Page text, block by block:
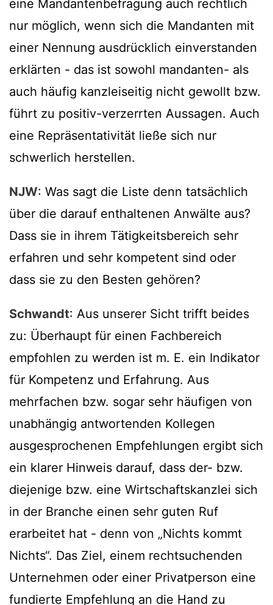
eine Mandantenbefragung auch rechtlich
nur möglich, wenn sich die Mandanten mit
einer Nennung ausdrücklich einverstanden
erklärten - das ist sowohl mandanten- als
auch häufig kanzleiseitig nicht gewollt bzw.
führt zu positiv-verzerrten Aussagen. Auch
eine Repräsentativität ließe sich nur
schwerlich herstellen.
NJW: Was sagt die Liste denn tatsächlich
über die darauf enthaltenen Anwälte aus?
Dass sie in ihrem Tätigkeitsbereich sehr
erfahren und sehr kompetent sind oder
dass sie zu den Besten gehören?
Schwandt: Aus unserer Sicht trifft beides
zu: Überhaupt für einen Fachbereich
empfohlen zu werden ist m. E. ein Indikator
für Kompetenz und Erfahrung. Aus
mehrfachen bzw. sogar sehr häufigen von
unabhängig antwortenden Kollegen
ausgesprochenen Empfehlungen ergibt sich
ein klarer Hinweis darauf, dass der- bzw.
diejenige bzw. eine Wirtschaftskanzlei sich
in der Branche einen sehr guten Ruf
erarbeitet hat - denn von „Nichts kommt
Nichts“. Das Ziel, einem rechtsuchenden
Unternehmen oder einer Privatperson eine
fundierte Empfehlung an die Hand zu